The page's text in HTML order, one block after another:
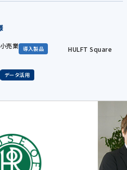
売業 導入製品 HULFT Square
データ活用